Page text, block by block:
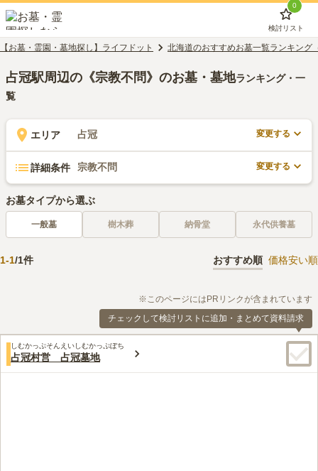
0
検討リスト
【お墓・霊園・墓地探し】ライフドット 北海道のおすすめお墓一覧ランキング
占冠駅周辺の《宗教不問》のお墓・墓地ランキング・一
覧
エリア 占冠 変更する
詳細条件 宗教不問 変更する
お墓タイプから選ぶ
一般墓 樹木葬 納骨堂 永代供養墓
1-1/1件 おすすめ順 価格安い順
※このページにはPRリンクが含まれています
チェックして検討リストに追加・まとめて資料請求
しむかっぷそんえいしむかっぷぼち
占冠村営 占冠墓地